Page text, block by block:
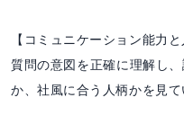
【コミュニケーション能力と
質問の意図を正確に理解し
か、社風に合う人柄かを見て